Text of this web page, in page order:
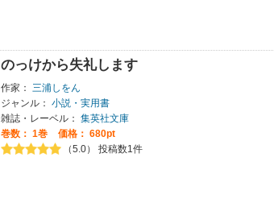
のっけから失礼します
作家： 三浦しをん
ジャンル： 小説・実用書
雑誌・レーベル： 集英社文庫
巻数： 1巻
価格： 680pt
（5.0） 投稿数1件